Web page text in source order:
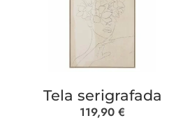
Tela serigrafada
119,90€